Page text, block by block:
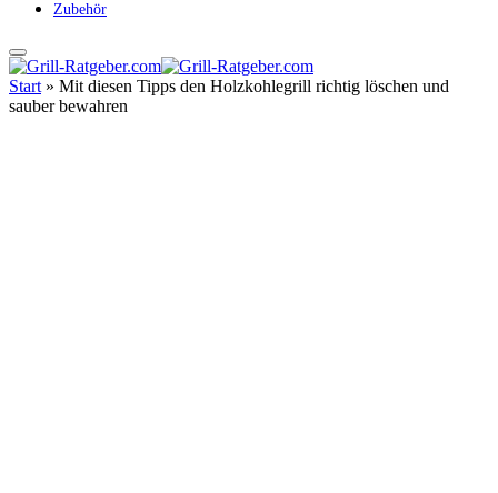
Zubehör
Start » Mit diesen Tipps den Holzkohlegrill richtig löschen und
sauber bewahren